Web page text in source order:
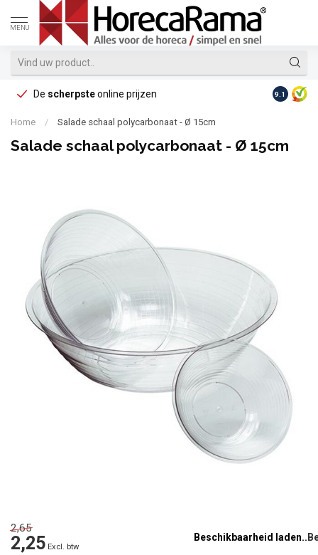
MENU
De scherpsteonline prijzen Op
9.1
Home / Salade schaal polycarbonaat - Ø 15cm
Salade schaal polycarbonaat - Ø 15cm
2,65
2,25 Excl. btw
Beschikbaarheid laden..